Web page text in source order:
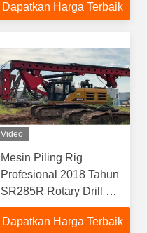
paralelogram boom
Dapatkan Harga Terbaik
Video
Mesin Piling Rig
Profesional 2018 Tahun
SR285R Rotary Drill Rig
dengan kedalaman
pengeboran maksimum
Dapatkan Harga Terbaik